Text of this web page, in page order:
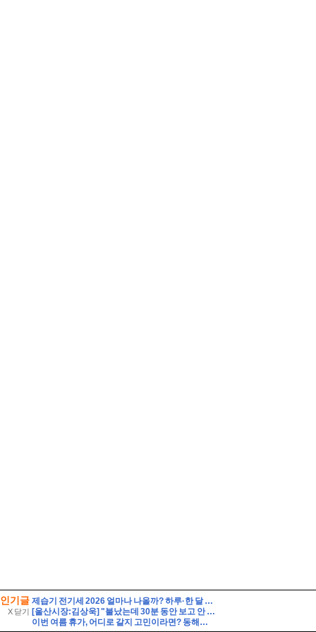
인기글
X 닫기
제습기 전기세 2026 얼마나 나올까? 하루·한 달 전기요금 계산법 총정리
[울산시장:김상욱] "불났는데 30분 동안 보고 안 해?" 김상욱 호통에 얼어붙은 회의장
이번 여름 휴가, 어디로 갈지 고민이라면? 동해안 해수욕장 개폐장 일정 지금 바로 확인해 보세요!